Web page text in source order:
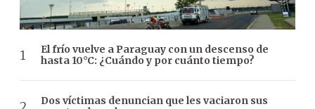
El frío vuelve a Paraguay con un descenso de
hasta 10°C: ¿Cuándo y por cuánto tiempo?
Dos víctimas denuncian que les vaciaron sus